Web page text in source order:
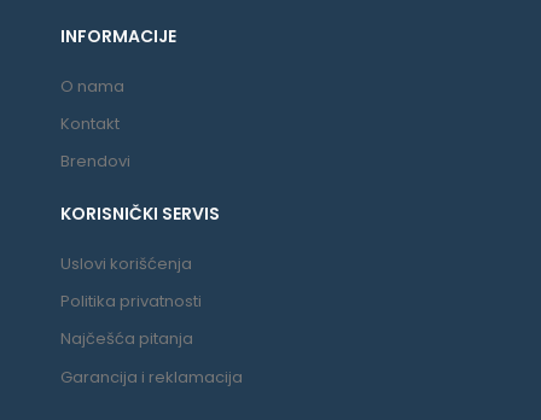
INFORMACIJE
O nama
Kontakt
Brendovi
KORISNIČKI SERVIS
Uslovi korišćenja
Politika privatnosti
Najčešća pitanja
Garancija i reklamacija